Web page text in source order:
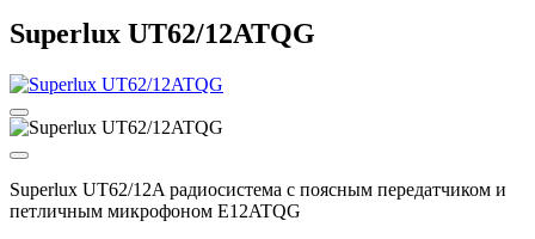
Superlux UT62/12ATQG
Superlux UT62/12A радиосистема с поясным передатчиком и
петличным микрофоном E12ATQG